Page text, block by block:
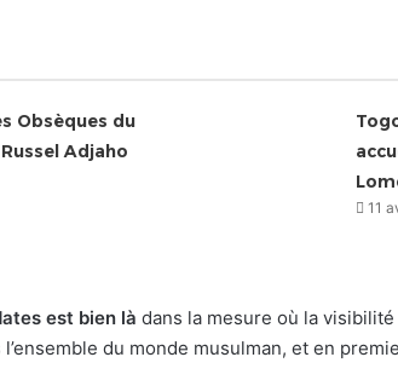
Obsèques du
Adjaho
11
est bien là dans la mesure où la
du monde musulman, et en